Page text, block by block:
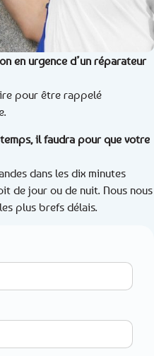
en urgence d’un réparateur
pour être rappelé
il faudra pour que votre
dans les dix minutes
de jour ou de nuit. Nous nous
plus brefs délais.